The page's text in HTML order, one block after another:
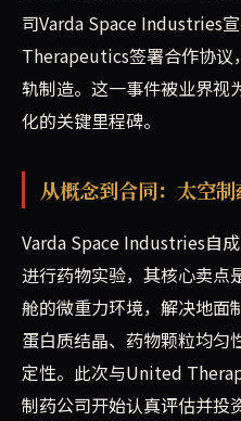
司Varda Space Industries
Therapeutics签署合作协议
轨制造。这一事件被业界视
化的关键里程碑。
从概念到合同：太空
Varda Space Industries自
进行药物实验，其核心卖点
舱的微重力环境，解决地面
蛋白质结晶、药物颗粒均匀
定性。此次与United
制药公司开始认真评估并投